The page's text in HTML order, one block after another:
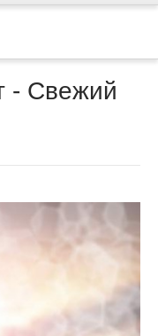
- Свежий